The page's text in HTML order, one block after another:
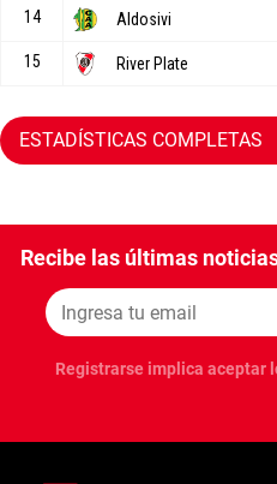
ESTADÍSTICAS COMPLETAS
Recibe las últimas
Registrarse implica aceptar